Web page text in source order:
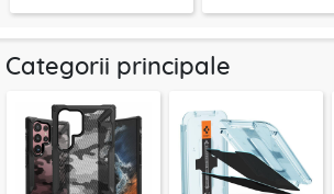
Categorii principale